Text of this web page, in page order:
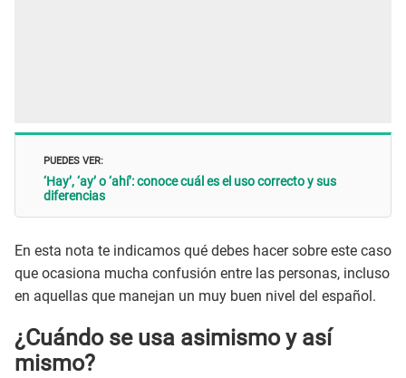
PUEDES VER:
‘Hay’, ‘ay’ o ‘ahí’: conoce cuál es el uso correcto y sus
diferencias
En esta nota te indicamos qué debes hacer sobre este caso
que ocasiona mucha confusión entre las personas, incluso
en aquellas que manejan un muy buen nivel del español.
¿Cuándo se usa asimismo y así
mismo?